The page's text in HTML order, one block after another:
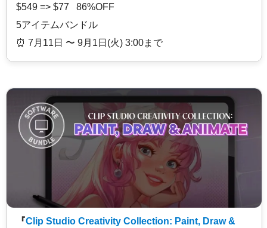
$549 => $77 86%OFF
5アイテムバンドル
⏰️ 7月11日 〜 9月1日(火) 3:00まで
『Clip Studio Creativity Collection: Paint, Draw &